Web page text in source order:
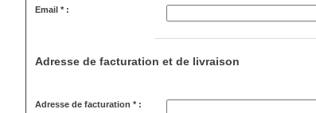
Email * :
Adresse de facturation et de livraison
Adresse de facturation * :